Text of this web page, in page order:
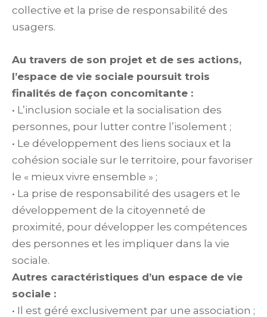
collective et la prise de responsabilité des
usagers.
Au travers de son projet et de ses actions,
l’espace de vie sociale poursuit trois
finalités de façon concomitante :
• L’inclusion sociale et la socialisation des
personnes, pour lutter contre l’isolement ;
• Le développement des liens sociaux et la
cohésion sociale sur le territoire, pour favoriser
le « mieux vivre ensemble » ;
• La prise de responsabilité des usagers et le
développement de la citoyenneté de
proximité, pour développer les compétences
des personnes et les impliquer dans la vie
sociale.
Autres caractéristiques d’un espace de vie
sociale :
• Il est géré exclusivement par une association ;